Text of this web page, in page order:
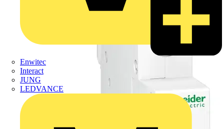
Enwitec
Interact
JUNG
LEDVANCE